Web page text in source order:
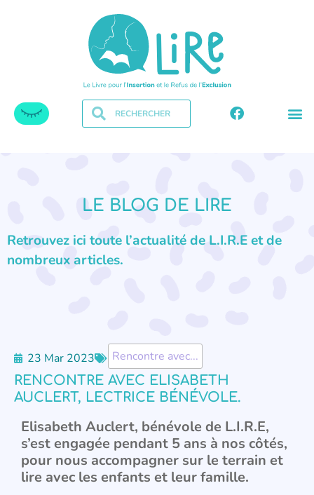
LE BLOG DE LIRE
Retrouvez ici toute l’actualité de L.I.R.E et de
nombreux articles.
23 Mar 2023 Rencontre avec...
RENCONTRE AVEC ELISABETH
AUCLERT, LECTRICE BÉNÉVOLE.
Elisabeth Auclert, bénévole de L.I.R.E,
s’est engagée pendant 5 ans à nos côtés,
pour nous accompagner sur le terrain et
lire avec les enfants et leur famille.